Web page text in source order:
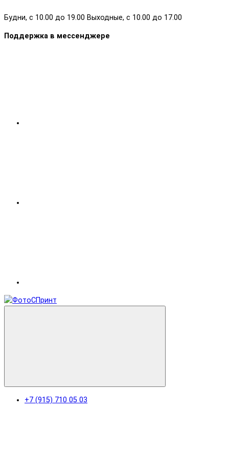
Будни, с 10.00 до 19.00 Выходные, с 10.00 до 17.00
Поддержка в мессенджере
+7 (915) 710 05 03